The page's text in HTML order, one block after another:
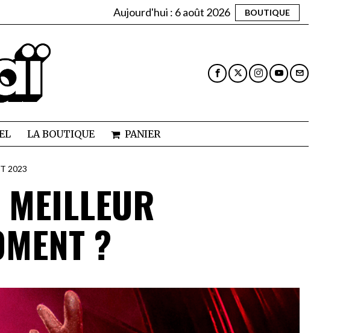
Aujourd'hui : 6 août 2026 BOUTIQUE
LA BOUTIQUE PANIER
2023
?